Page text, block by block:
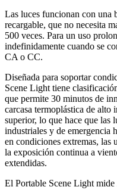
Las luces funcionan con una
recargable, que no necesita
500 veces. Para un uso
indefinidamente cuando se
CA o CC.
Diseñada para soportar
Scene Light tiene
que permite 30 minutos de
carcasa termoplástica de
superior, lo que hace que las
industriales y de emergencia
en condiciones extremas, las
la exposición continua a
extendidas.
El Portable Scene Light